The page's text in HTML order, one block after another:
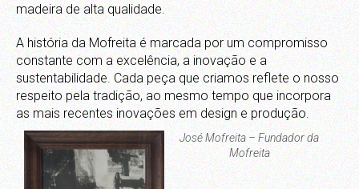
madeira de alta qualidade.
A história da Mofreita é marcada por um compromisso
constante com a excelência, a inovação e a
sustentabilidade. Cada peça que criamos reflete o nosso
respeito pela tradição, ao mesmo tempo que incorpora
as mais recentes inovações em design e produção.
José Mofreita – Fundador da
Mofreita